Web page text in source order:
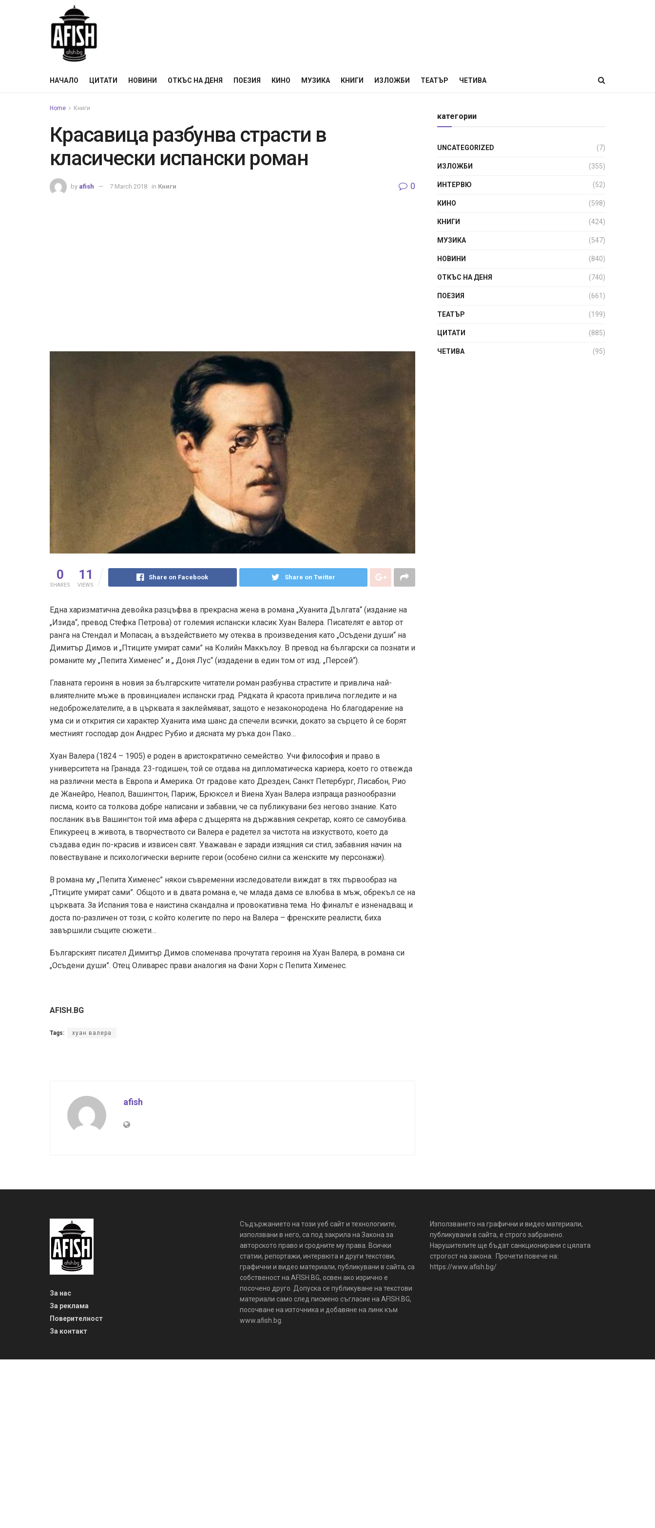
НАЧАЛО ЦИТАТИ НОВИНИ ОТКЪС НА ДЕНЯ ПОЕЗИЯ КИНО МУЗИКА КНИГИ ИЗЛОЖБИ ТЕАТЪР ЧЕТИВА
Home Книги
Красавица разбунва страсти в
класически испански роман
by afish 7 March 2018 in Книги 0
0
SHARES
11
VIEWS
Share on Facebook Share on Twitter
Една харизматична девойка разцъфва в прекрасна жена в романа „Хуанита Дългата“ (издание на
„Изида“, превод Стефка Петрова) от големия испански класик Хуан Валера. Писателят е автор от
ранга на Стендал и Мопасан, а въздействието му отеква в произведения като „Осъдени души“ на
Димитър Димов и „Птиците умират сами” на Колийн Маккълоу. В превод на български са познати и
романите му „Пепита Хименес“ и „ Доня Лус“ (издадени в един том от изд. „Персей“).
Главната героиня в новия за българските читатели роман разбунва страстите и привлича най-
влиятелните мъже в провинциален испански град. Рядката й красота привлича погледите и на
недоброжелателите, а в църквата я заклеймяват, защото е незаконородена. Но благодарение на
ума си и открития си характер Хуанита има шанс да спечели всички, докато за сърцето й се борят
местният господар дон Андрес Рубио и дясната му ръка дон Пако…
Хуан Валера (1824 – 1905) е роден в аристократично семейство. Учи философия и право в
университета на Гранада. 23-годишен, той се отдава на дипломатическа кариера, което го отвежда
на различни места в Европа и Америка. От градове като Дрезден, Санкт Петербург, Лисабон, Рио
де Жанейро, Неапол, Вашингтон, Париж, Брюксел и Виена Хуан Валера изпраща разнообразни
писма, които са толкова добре написани и забавни, че са публикувани без негово знание. Като
посланик във Вашингтон той има афера с дъщерята на държавния секретар, която се самоубива.
Епикуреец в живота, в творчеството си Валера е радетел за чистота на изкуството, което да
създава един по-красив и извисен свят. Уважаван е заради изящния си стил, забавния начин на
повествуване и психологически верните герои (особено силни са женските му персонажи).
В романа му „Пепита Хименес” някои съвременни изследователи виждат в тях първообраз на
„Птиците умират сами”. Общото и в двата романа е, че млада дама се влюбва в мъж, обрекъл се на
църквата. За Испания това е наистина скандална и провокативна тема. Но финалът е изненадващ и
доста по-различен от този, с който колегите по перо на Валера – френските реалисти, биха
завършили същите сюжети…
Българският писател Димитър Димов споменава прочутата героиня на Хуан Валера, в романа си
„Осъдени души”. Отец Оливарес прави аналогия на Фани Хорн с Пепита Хименес.
AFISH.BG
Tags: хуан валера
afish
категории
UNCATEGORIZED (7)
ИЗЛОЖБИ (355)
ИНТЕРВЮ (52)
КИНО (598)
КНИГИ (424)
МУЗИКА (547)
НОВИНИ (840)
ОТКЪС НА ДЕНЯ (740)
ПОЕЗИЯ (661)
ТЕАТЪР (199)
ЦИТАТИ (885)
ЧЕТИВА (95)
За нас
За реклама
Поверителност
За контакт
Съдържанието на този уеб сайт и технологиите,
използвани в него, са под закрила на Закона за
авторското право и сродните му права. Всички
статии, репортажи, интервюта и други текстови,
графични и видео материали, публикувани в сайта, са
собственост на AFISH.BG, освен ако изрично е
посочено друго. Допуска се публикуване на текстови
материали само след писмено съгласие на AFISH.BG,
посочване на източника и добавяне на линк към
www.afish.bg.
Използването на графични и видео материали,
публикувани в сайта, е строго забранено.
Нарушителите ще бъдат санкционирани с цялата
строгост на закона. Прочети повече на:
https://www.afish.bg/